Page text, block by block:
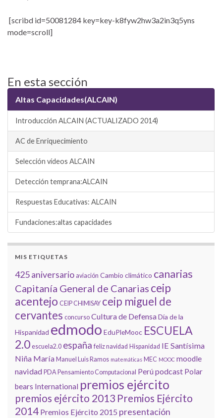
[scribd id=50081284 key=key-k8fyw2hw3a2in3q5yns
mode=scroll]
En esta sección
Altas Capacidades(ALCAIN)
Introducción ALCAIN (ACTUALIZADO 2014)
AC de Enriquecimiento
Selección vídeos ALCAIN
Detección temprana:ALCAIN
Respuestas Educativas: ALCAIN
Fundaciones:altas capacidades
MIS ETIQUETAS
425 aniversario aviación Cambio climático canarias
Capitanía General de Canarias ceip
acentejo CEIP CHIMISAY ceip miguel de
cervantes concurso Cultura de DefensaDía de la
Hispanidad edmodo EduPleMooc ESCUELA
2.0 escuela2.0 españa feliz navidad Hispanidad IE Santísima
Niña María Manuel Luis Ramos matemáticas MEC MOOC moodle
navidad PDA Pensamiento Computacional Perú podcast Polar
bears International premios ejército
premios ejército 2013 Premios Ejército
2014 Premios Ejército 2015 presentación